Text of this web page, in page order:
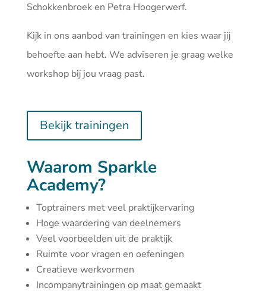
Schokkenbroek en Petra Hoogerwerf.
Kijk in ons aanbod van trainingen en kies waar jij
behoefte aan hebt. We adviseren je graag welke
workshop bij jou vraag past.
Bekijk trainingen
Waarom Sparkle
Academy?
Toptrainers met veel praktijkervaring
Hoge waardering van deelnemers
Veel voorbeelden uit de praktijk
Ruimte voor vragen en oefeningen
Creatieve werkvormen
Incompanytrainingen op maat gemaakt